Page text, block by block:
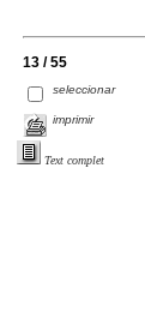
13 / 55
seleccionar
imprimir
Text complet